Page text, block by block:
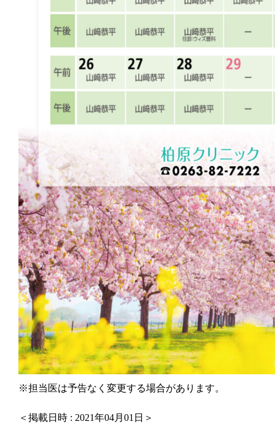
※担当医は予告なく変更する場合があります。
＜掲載日時 : 2021年04月01日＞